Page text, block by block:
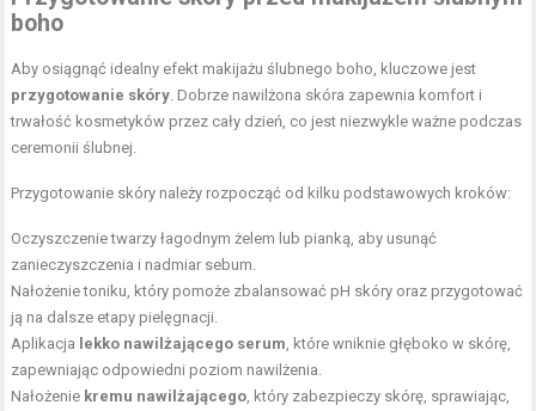
boho
Aby osiągnąć idealny efekt makijażu ślubnego boho, kluczowe jest
przygotowanie skóry . Dobrze nawilżona skóra zapewnia komfort i
trwałość kosmetyków przez cały dzień, co jest niezwykle ważne podczas
ceremonii ślubnej.
Przygotowanie skóry należy rozpocząć od kilku podstawowych kroków:
Oczyszczenie twarzy łagodnym żelem lub pianką, aby usunąć
zanieczyszczenia i nadmiar sebum.
Nałożenie toniku, który pomoże zbalansować pH skóry oraz przygotować
ją na dalsze etapy pielęgnacji.
Aplikacja lekko nawilżającego serum , które wniknie głęboko w skórę,
zapewniając odpowiedni poziom nawilżenia.
Nałożenie kremu nawilżającego , który zabezpieczy skórę, sprawiając,